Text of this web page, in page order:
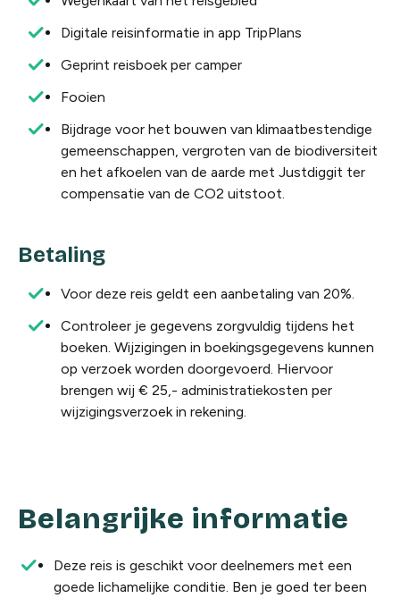
Digitale reisinformatie in app TripPlans
Geprint reisboek per camper
Fooien
Bijdrage voor het bouwen van klimaatbestendige
gemeenschappen, vergroten van de biodiversiteit
en het afkoelen van de aarde met Justdiggit ter
compensatie van de CO2 uitstoot.
Betaling
Voor deze reis geldt een aanbetaling van 20%.
Controleer je gegevens zorgvuldig tijdens het
boeken. Wijzigingen in boekingsgegevens kunnen
op verzoek worden doorgevoerd. Hiervoor
brengen wij € 25,- administratiekosten per
wijzigingsverzoek in rekening.
Belangrijke informatie
Deze reis is geschikt voor deelnemers met een
goede lichamelijke conditie. Ben je goed ter been